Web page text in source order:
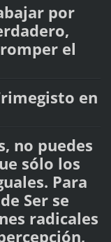
por
el
en
no puedes
sólo los
Para
Ser se
radicales